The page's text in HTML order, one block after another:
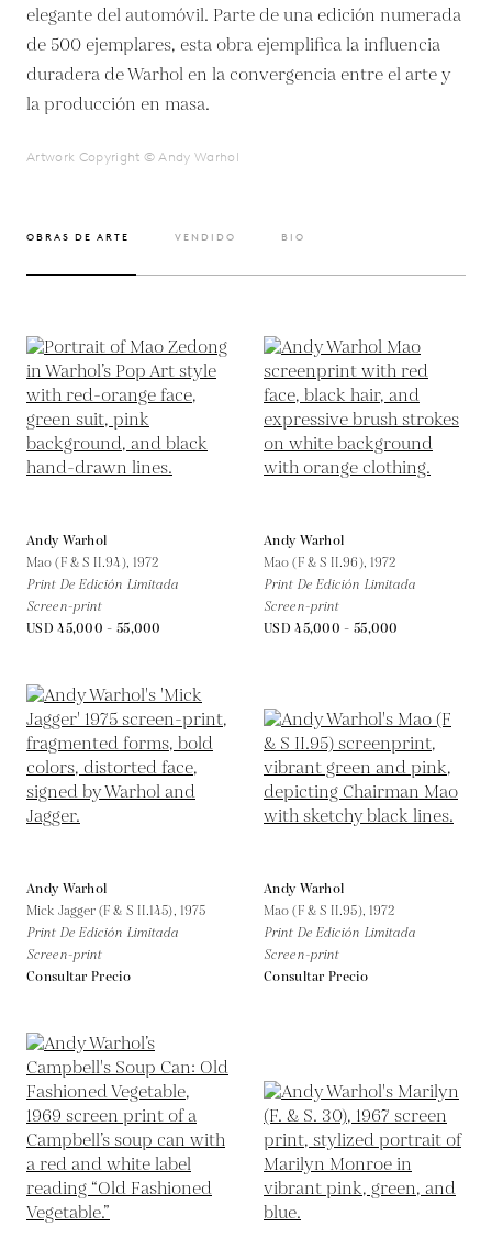
elegante del automóvil. Parte de una edición numerada
de 500 ejemplares, esta obra ejemplifica la influencia
duradera de Warhol en la convergencia entre el arte y
la producción en masa.
Artwork Copyright © Andy Warhol
OBRAS DE ARTE VENDIDO BIO
Andy Warhol
Mao (F & S II.94), 1972
Print De Edición Limitada
Screen-print
USD 45,000 - 55,000
Andy Warhol
Mao (F & S II.96), 1972
Print De Edición Limitada
Screen-print
USD 45,000 - 55,000
Andy Warhol
Mick Jagger (F & S II.145), 1975
Print De Edición Limitada
Screen-print
Consultar Precio
Andy Warhol
Mao (F & S II.95), 1972
Print De Edición Limitada
Screen-print
Consultar Precio